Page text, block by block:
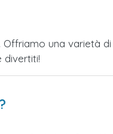
una varietà
divertiti!